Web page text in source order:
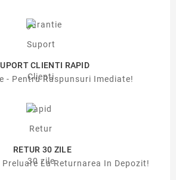
CLIENTI RAPID
- Pentru Raspunsuri Imediate!
RETUR 30 ZILE
La Returnarea In Depozit!